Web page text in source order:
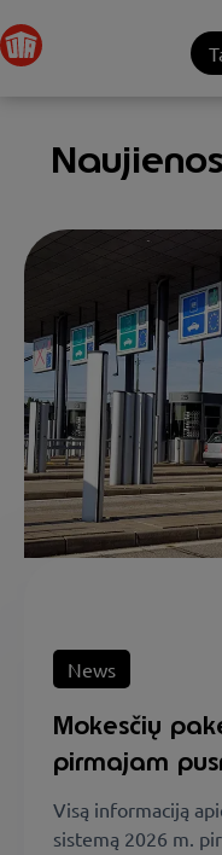
News
Mokesčių
pirmajam
Visą informaciją
sistemą 2026 m.